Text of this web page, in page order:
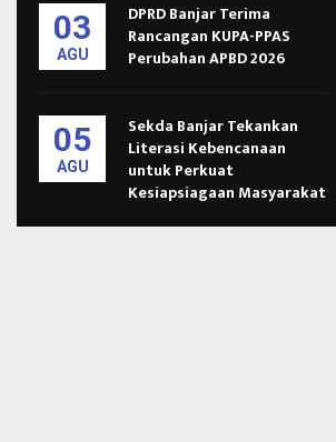
03
AGU
DPRD Banjar Terima
Rancangan KUPA-PPAS
Perubahan APBD 2026
05
AGU
Sekda Banjar Tekankan
Literasi Kebencanaan
untuk Perkuat
Kesiapsiagaan Masyarakat